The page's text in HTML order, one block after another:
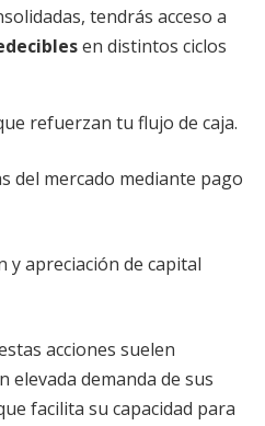
tendrás acceso a
en distintos ciclos
refuerzan tu flujo de caja.
del mercado mediante pago
y apreciación de capital
acciones suelen
elevada demanda de sus
facilita su capacidad para